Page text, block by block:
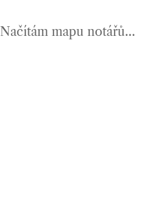
Načítám mapu notářů...